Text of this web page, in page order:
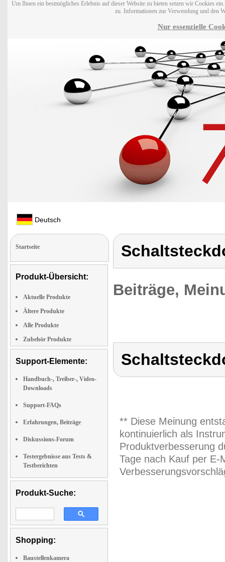
Um Ihnen ein bestmögliches Erlebnis auf dieser Website zu bieten setzen wir Cookies
zu. Informationen zur Verwendung und den
Nur essenzielle
Deutsch
Startseite
Produkt-Übersicht:
Aktuelle Produkte
Ältere Produkte
Alle Produkte
Zubehör Produkte
Support-Elemente:
Handbuch-, Treiber-, Video-
Downloads
Support-FAQs
Erfahrungen, Beiträge
Diskussions-Forum
Testergebnisse aus Tests &
Testberichten
Produkt-Suche:
Shopping:
Baustellenkamera
Beiträge,
** Diese Meinung
kontinuierlich als
Produktverbesserung
Tage nach Kauf per E-